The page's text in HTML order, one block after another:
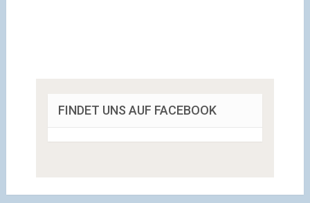
FINDET UNS AUF FACEBOOK